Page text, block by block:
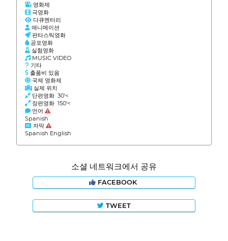
영화제
극영화
다큐멘터리
애니메이션
판타스틱영화
공포영화
실험영화
MUSIC VIDEO
기타
출품비 있음
국제 영화제
실제 위치
단편영화 30'<
장편영화 150'<
언어
Spanish
자막
Spanish English
소셜 네트워크에서 공유
FACEBOOK
TWEET